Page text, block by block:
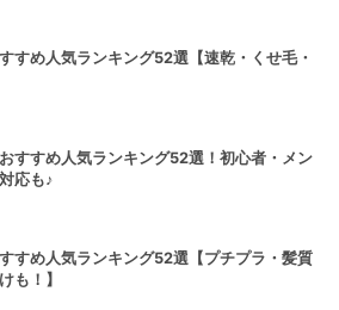
すめ人気ランキング52選【速乾・くせ毛・
すすめ人気ランキング52選！初心者・メン
応も♪
すめ人気ランキング52選【プチプラ・髪質
も！】